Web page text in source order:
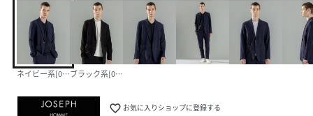
ネイビー系[075]ブラック系[005]
favorite_border お気に入りショップに登録する